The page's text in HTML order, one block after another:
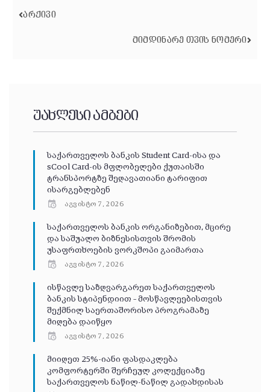
ᲐᲠᲥᲘᲕᲘ
ᲛᲘᲛᲓᲘᲜᲐᲠᲔ ᲗᲕᲘᲡ ᲜᲝᲛᲔᲠᲘ
უახლესი ამბები
საქართველოს ბანკის Student Card-ისა და
sCool Card-ის მფლობელები ქუთაისში
ტრანსპორტზე შეღავათიანი ტარიფით
ისარგებლებენ
აგვისტო 7, 2026
საქართველოს ბანკის ორგანიზებით, მცირე
და საშუალო ბიზნესისთვის შრომის
უსაფრთხოების ვორკშოპი გაიმართა
აგვისტო 7, 2026
ისწავლე საზღვარგარეთ საქართველოს
ბანკის სტიპენდიით – მოსწავლეებისთვის
შექმნილ საერთაშორისო პროგრამაზე
მიღება დაიწყო
აგვისტო 7, 2026
მიიღეთ 25%-იანი ფასდაკლება
კომფორტერში შერჩეულ კოლექციაზე
საქართველოს ნაწილ-ნაწილ გადახდისას